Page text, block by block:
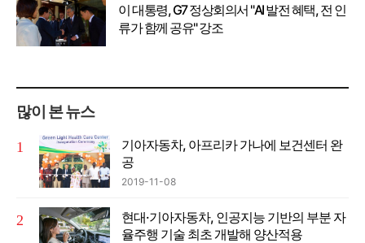
이 대통령, G7 정상회의서 "AI 발전 혜택, 전 인
류가 함께 공유" 강조
많이 본 뉴스
기아자동차, 아프리카 가나에 보건센터 완
공
2019-11-08
현대·기아자동차, 인공지능 기반의 부분 자
율주행 기술 최초 개발해 양산적용